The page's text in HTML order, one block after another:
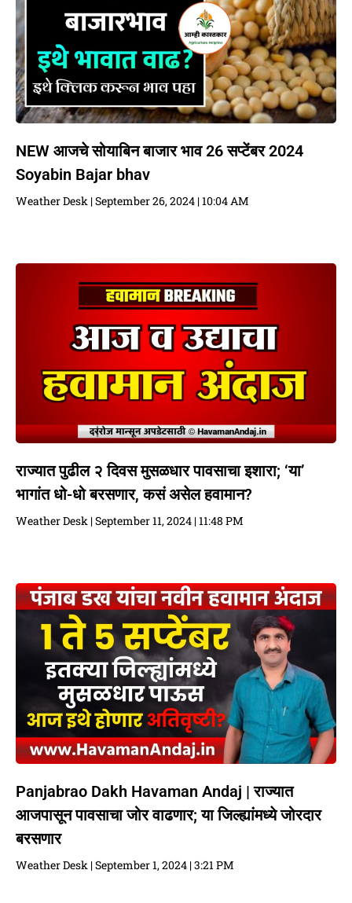
NEW आजचे सोयाबिन बाजार भाव 26 सप्टेंबर 2024
Soyabin Bajar bhav
Weather Desk September 26, 2024 10:04 AM
राज्यात पुढील २ दिवस मुसळधार पावसाचा इशारा; ‘या’
भागांत धो-धो बरसणार, कसं असेल हवामान?
Weather Desk September 11, 2024 11:48 PM
Panjabrao Dakh Havaman Andaj | राज्यात
आजपासून पावसाचा जोर वाढणार; या जिल्ह्यांमध्ये जोरदार
बरसणार
Weather Desk September 1, 2024 3:21 PM